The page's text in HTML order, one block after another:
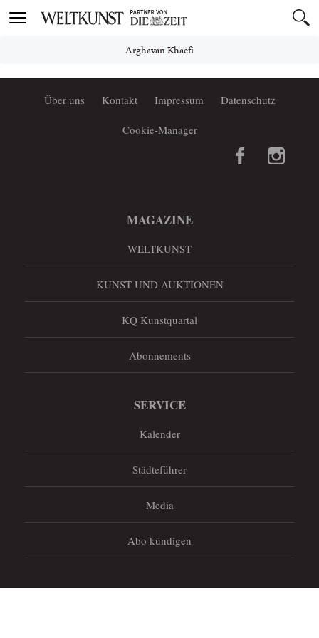
Toggle
Arghavan Khaefi
Über uns Kontakt Impressum Datenschutz
Cookie-Manager
MAGAZINE
WELTKUNST
KUNST UND AUKTIONEN
KQ Kunstquartal
Abonnements
SERVICE
Kalender
Städteführer
Media
Abo kündigen